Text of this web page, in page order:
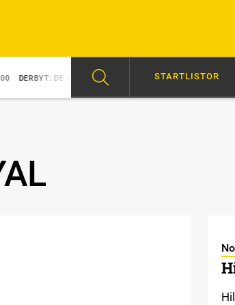
SVENSKA HOPPEN NY KUSK PÅ NEZUKO
STARTLISTOR